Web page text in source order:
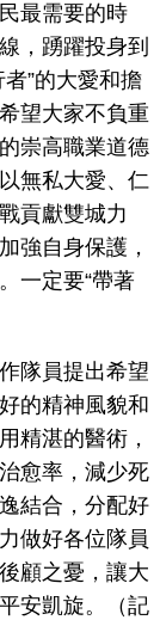
最需要的時
，踴躍投身到
”的大愛和擔
望大家不負重
崇高職業道德
無私大愛、仁
貢獻雙城力
強自身保護，
一定要“帶著
隊員提出希望
的精神風貌和
精湛的醫術，
愈率，減少死
結合，分配好
做好各位隊員
顧之憂，讓大
安凱旋。（記